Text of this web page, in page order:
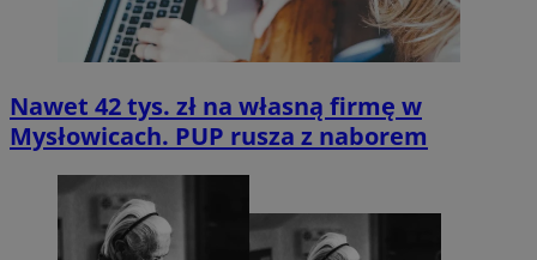
Nawet 42 tys. zł na własną firmę w
Mysłowicach. PUP rusza z naborem